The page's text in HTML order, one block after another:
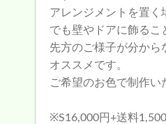
アレンジメントを置く
でも壁やドアに飾るこ
先方のご様子が分から
オススメです。
ご希望のお色で制作い
※S16,000円+送料